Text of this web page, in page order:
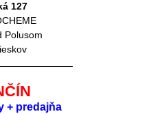
127
Polusom
+ predajňa